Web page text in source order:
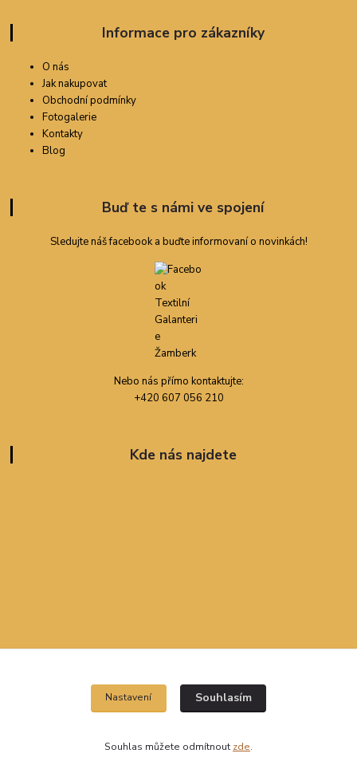
Informace pro zákazníky
O nás
Jak nakupovat
Obchodní podmínky
Fotogalerie
Kontakty
Blog
Buď te s námi ve spojení
Sledujte náš facebook a buďte informovaní o novinkách!
Nebo nás přímo kontaktujte:
+420 607 056 210
Kde nás najdete
Nastavení Souhlasím
Souhlas můžete odmítnout zde.